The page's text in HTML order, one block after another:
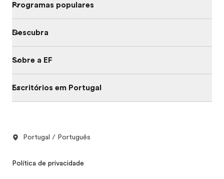
Programas populares
Descubra
Sobre a EF
Escritórios em Portugal
Portugal / Português
Política de privacidade